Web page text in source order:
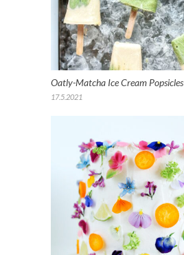
Oatly-Matcha Ice Cream Popsicles
17.5.2021